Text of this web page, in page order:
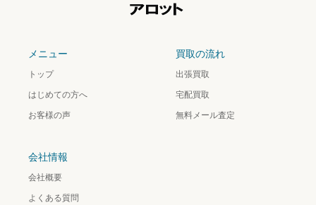
メニュー
トップ
はじめての方へ
お客様の声
買取の流れ
出張買取
宅配買取
無料メール査定
会社情報
会社概要
よくある質問